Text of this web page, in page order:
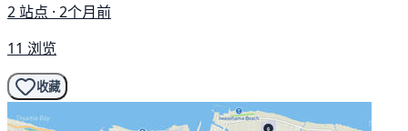
2 站点 · 2个月前
11 浏览
收藏